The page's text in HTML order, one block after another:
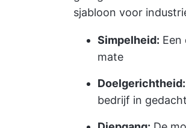
sjabloon voor
Simpelheid: Een
mate
Doelgerichtheid:
bedrijf in